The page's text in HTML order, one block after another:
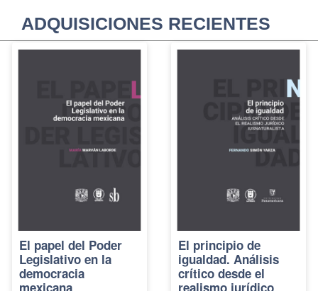
ADQUISICIONES RECIENTES
El papel del Poder
Legislativo en la
democracia
mexicana
El principio de
igualdad. Análisis
crítico desde el
realismo jurídico